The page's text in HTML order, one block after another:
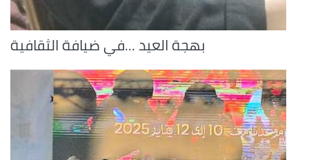
بهجة العيد ...في ضيافة الثقافية